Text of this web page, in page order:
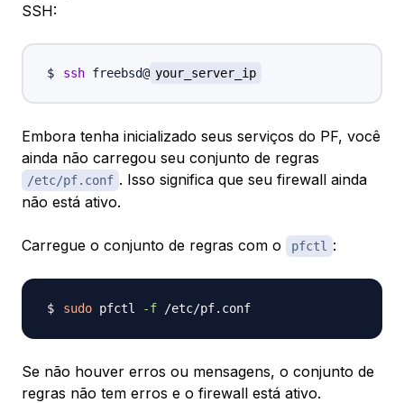
SSH:
ssh freebsd@ your_server_ip
Embora tenha inicializado seus serviços do PF, você
ainda não carregou seu conjunto de regras
/etc/pf.conf . Isso significa que seu firewall ainda
não está ativo.
Carregue o conjunto de regras com o pfctl :
sudo pfctl -f
Se não houver erros ou mensagens, o conjunto de
regras não tem erros e o firewall está ativo.